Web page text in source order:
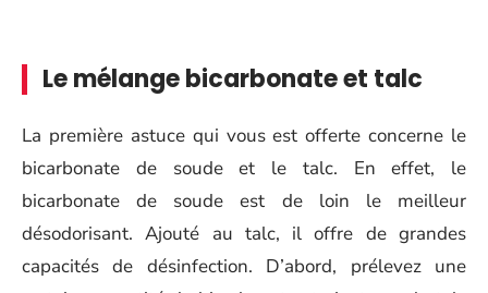
Le mélange bicarbonate et talc
La première astuce qui vous est offerte concerne le
bicarbonate de soude et le talc. En effet, le
bicarbonate de soude est de loin le meilleur
désodorisant. Ajouté au talc, il offre de grandes
capacités de désinfection. D’abord, prélevez une